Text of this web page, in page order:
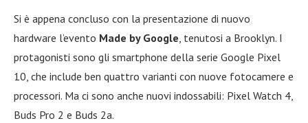
Si è appena concluso con la presentazione di nuovo
hardware l’evento Made by Google, tenutosi a Brooklyn. I
protagonisti sono gli smartphone della serie Google Pixel
10, che include ben quattro varianti con nuove fotocamere e
processori. Ma ci sono anche nuovi indossabili: Pixel Watch 4,
Buds Pro 2 e Buds 2a.